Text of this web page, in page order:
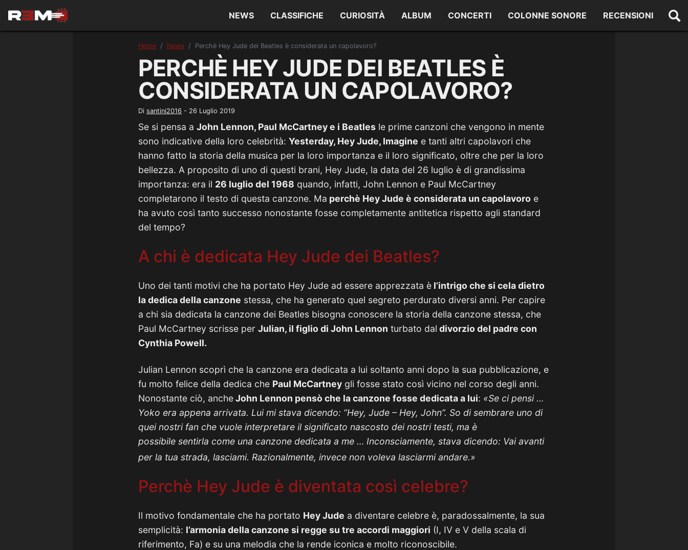
NEWS CLASSIFICHE CURIOSITÀ ALBUM CONCERTI COLONNE SONORE RECENSIONI
Home News Perchè Hey Jude dei Beatles è considerata un capolavoro?
PERCHÈ HEY JUDE DEI BEATLES È
CONSIDERATA UN CAPOLAVORO?
Di santini2016 - 26 Luglio 2019
Se si pensa a John Lennon, Paul McCartney e i Beatles le prime canzoni che vengono in mente
sono indicative della loro celebrità: Yesterday, Hey Jude, Imagine e tanti altri capolavori che
hanno fatto la storia della musica per la loro importanza e il loro significato, oltre che per la loro
bellezza. A proposito di uno di questi brani, Hey Jude, la data del 26 luglio è di grandissima
importanza: era il 26 luglio del 1968 quando, infatti, John Lennon e Paul McCartney
completarono il testo di questa canzone. Ma perchè Hey Jude è considerata un capolavoro e
ha avuto così tanto successo nonostante fosse completamente antitetica rispetto agli standard
del tempo?
A chi è dedicata Hey Jude dei Beatles?
Uno dei tanti motivi che ha portato Hey Jude ad essere apprezzata è l’intrigo che si cela dietro
la dedica della canzone stessa, che ha generato quel segreto perdurato diversi anni. Per capire
a chi sia dedicata la canzone dei Beatles bisogna conoscere la storia della canzone stessa, che
Paul McCartney scrisse per Julian, il figlio di John Lennon turbato dal divorzio del padre con
Cynthia Powell.
Julian Lennon scoprì che la canzone era dedicata a lui soltanto anni dopo la sua pubblicazione, e
fu molto felice della dedica che Paul McCartney gli fosse stato così vicino nel corso degli anni.
Nonostante ciò, ancheJohn Lennon pensò che la canzone fosse dedicata a lui: «Se ci pensi …
Yoko era appena arrivata. Lui mi stava dicendo: “Hey, Jude – Hey, John”. So di sembrare uno di
quei nostri fan che vuole interpretare il significato nascosto dei nostri testi, ma è
possibile sentirla come una canzone dedicata a me … Inconsciamente, stava dicendo: Vai avanti
per la tua strada, lasciami. Razionalmente, invece non voleva lasciarmi andare.»
Perchè Hey Jude è diventata così celebre?
Il motivo fondamentale che ha portato Hey Jude a diventare celebre è, paradossalmente, la sua
semplicità: l’armonia della canzone si regge su tre accordi maggiori (I, IV e V della scala di
riferimento, Fa) e su una melodia che la rende iconica e molto riconoscibile.